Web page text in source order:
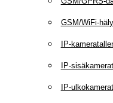
GSM/WiFi-
IP-
IP-sisäkamerat
IP-ulkokamerat